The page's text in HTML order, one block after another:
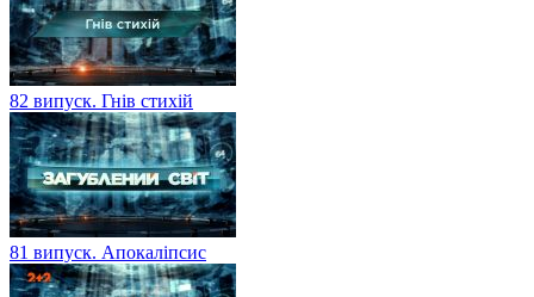
82 випуск. Гнів стихій
81 випуск. Апокаліпсис